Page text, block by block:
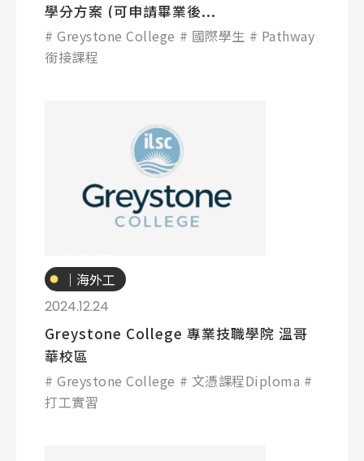
加拿大RO 任意門
SEC 知識庫
學分方案 (可申請畢業後...
Greystone College 國際學生
Pathway
銜接課程
｜海外工
讀
2024.12.24
Greystone College 專業技職學院 溫哥
華校區
Greystone College
文憑課程Diploma
打工實習